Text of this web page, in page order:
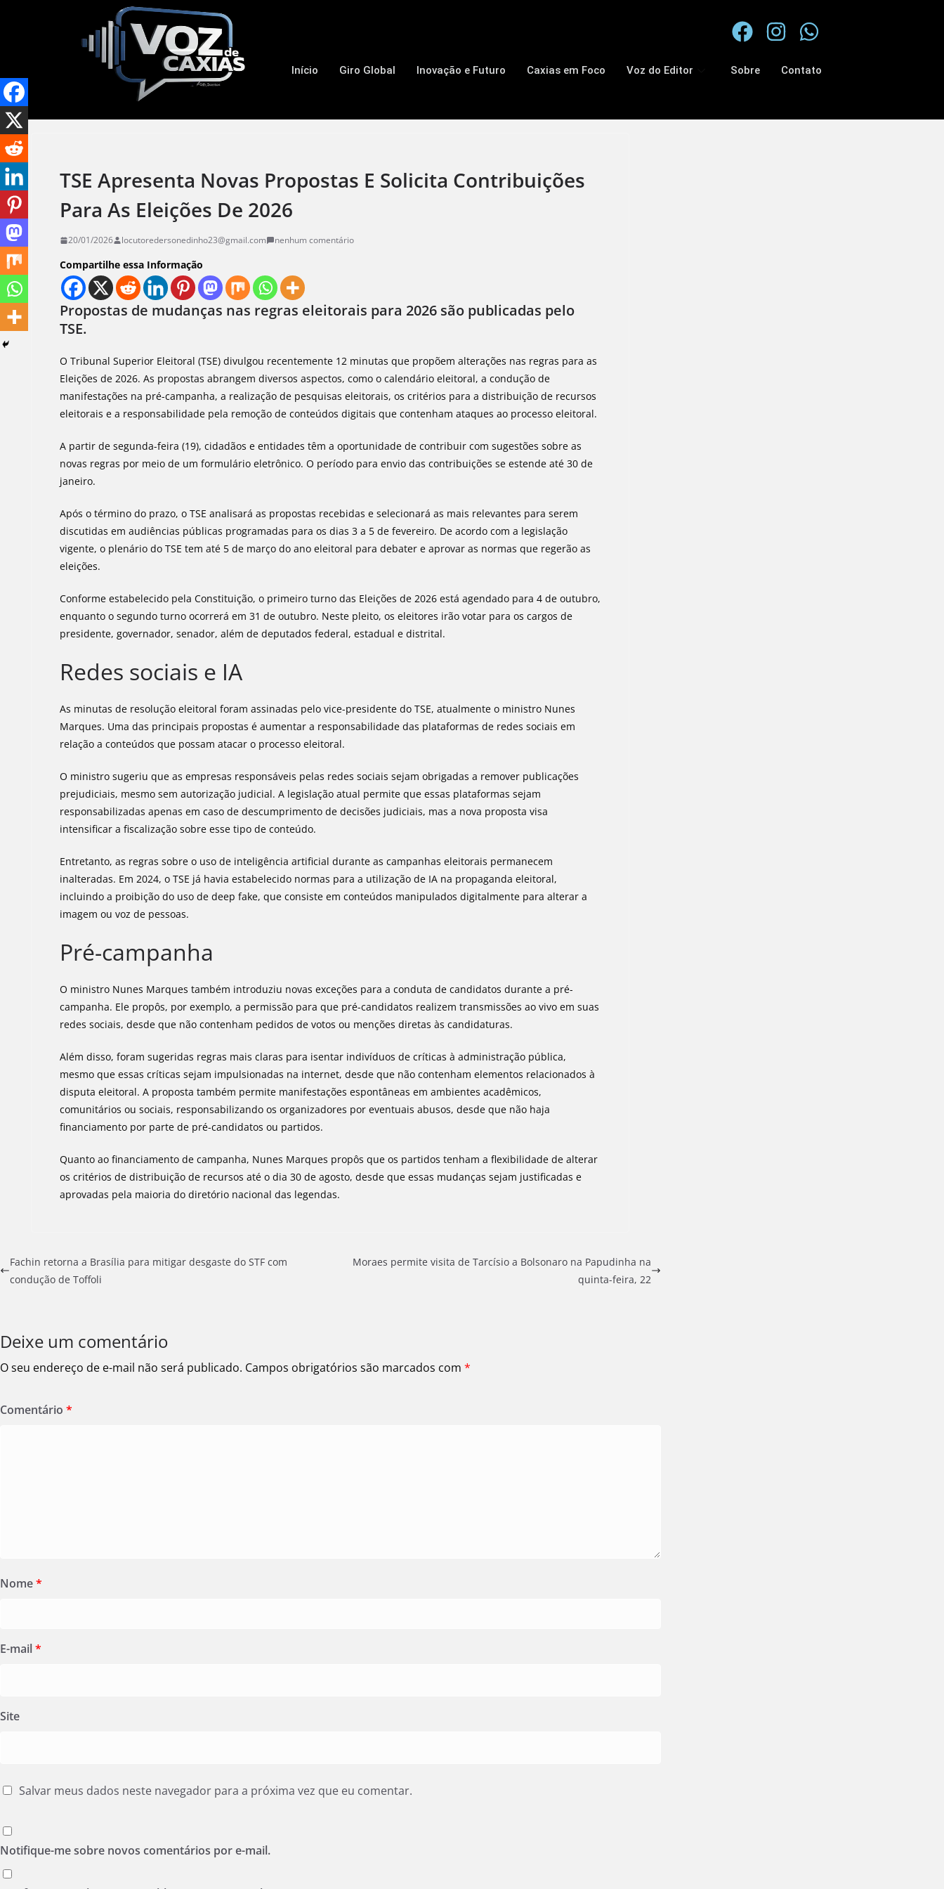
Início Giro Global Inovação e Futuro Caxias em Foco Voz do Editor Sobre Contato
TSE Apresenta Novas Propostas E Solicita Contribuições
Para As Eleições De 2026
20/01/2026 locutoredersonedinho23@gmail.com nenhum comentário
Compartilhe essa Informação
Propostas de mudanças nas regras eleitorais para 2026 são publicadas pelo
TSE.
O Tribunal Superior Eleitoral (TSE) divulgou recentemente 12 minutas que propõem alterações nas regras para as
Eleições de 2026. As propostas abrangem diversos aspectos, como o calendário eleitoral, a condução de
manifestações na pré-campanha, a realização de pesquisas eleitorais, os critérios para a distribuição de recursos
eleitorais e a responsabilidade pela remoção de conteúdos digitais que contenham ataques ao processo eleitoral.
A partir de segunda-feira (19), cidadãos e entidades têm a oportunidade de contribuir com sugestões sobre as
novas regras por meio de um formulário eletrônico. O período para envio das contribuições se estende até 30 de
janeiro.
Após o término do prazo, o TSE analisará as propostas recebidas e selecionará as mais relevantes para serem
discutidas em audiências públicas programadas para os dias 3 a 5 de fevereiro. De acordo com a legislação
vigente, o plenário do TSE tem até 5 de março do ano eleitoral para debater e aprovar as normas que regerão as
eleições.
Conforme estabelecido pela Constituição, o primeiro turno das Eleições de 2026 está agendado para 4 de outubro,
enquanto o segundo turno ocorrerá em 31 de outubro. Neste pleito, os eleitores irão votar para os cargos de
presidente, governador, senador, além de deputados federal, estadual e distrital.
Redes sociais e IA
As minutas de resolução eleitoral foram assinadas pelo vice-presidente do TSE, atualmente o ministro Nunes
Marques. Uma das principais propostas é aumentar a responsabilidade das plataformas de redes sociais em
relação a conteúdos que possam atacar o processo eleitoral.
O ministro sugeriu que as empresas responsáveis pelas redes sociais sejam obrigadas a remover publicações
prejudiciais, mesmo sem autorização judicial. A legislação atual permite que essas plataformas sejam
responsabilizadas apenas em caso de descumprimento de decisões judiciais, mas a nova proposta visa
intensificar a fiscalização sobre esse tipo de conteúdo.
Entretanto, as regras sobre o uso de inteligência artificial durante as campanhas eleitorais permanecem
inalteradas. Em 2024, o TSE já havia estabelecido normas para a utilização de IA na propaganda eleitoral,
incluindo a proibição do uso de deep fake, que consiste em conteúdos manipulados digitalmente para alterar a
imagem ou voz de pessoas.
Pré-campanha
O ministro Nunes Marques também introduziu novas exceções para a conduta de candidatos durante a pré-
campanha. Ele propôs, por exemplo, a permissão para que pré-candidatos realizem transmissões ao vivo em suas
redes sociais, desde que não contenham pedidos de votos ou menções diretas às candidaturas.
Além disso, foram sugeridas regras mais claras para isentar indivíduos de críticas à administração pública,
mesmo que essas críticas sejam impulsionadas na internet, desde que não contenham elementos relacionados à
disputa eleitoral. A proposta também permite manifestações espontâneas em ambientes acadêmicos,
comunitários ou sociais, responsabilizando os organizadores por eventuais abusos, desde que não haja
financiamento por parte de pré-candidatos ou partidos.
Quanto ao financiamento de campanha, Nunes Marques propôs que os partidos tenham a flexibilidade de alterar
os critérios de distribuição de recursos até o dia 30 de agosto, desde que essas mudanças sejam justificadas e
aprovadas pela maioria do diretório nacional das legendas.
Fachin retorna a Brasília para mitigar desgaste do STF com
condução de Toffoli
Moraes permite visita de Tarcísio a Bolsonaro na Papudinha na
quinta-feira, 22
Deixe um comentário
O seu endereço de e-mail não será publicado. Campos obrigatórios são marcados com *
Comentário *
Nome*
E-mail*
Site
Salvar meus dados neste navegador para a próxima vez que eu comentar.
Notifique-me sobre novos comentários por e-mail.